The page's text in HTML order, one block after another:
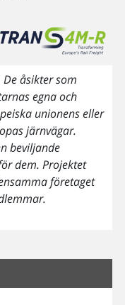
åsikter som
egna och
unionens eller
järnvägar.
beviljande
dem. Projektet
företaget